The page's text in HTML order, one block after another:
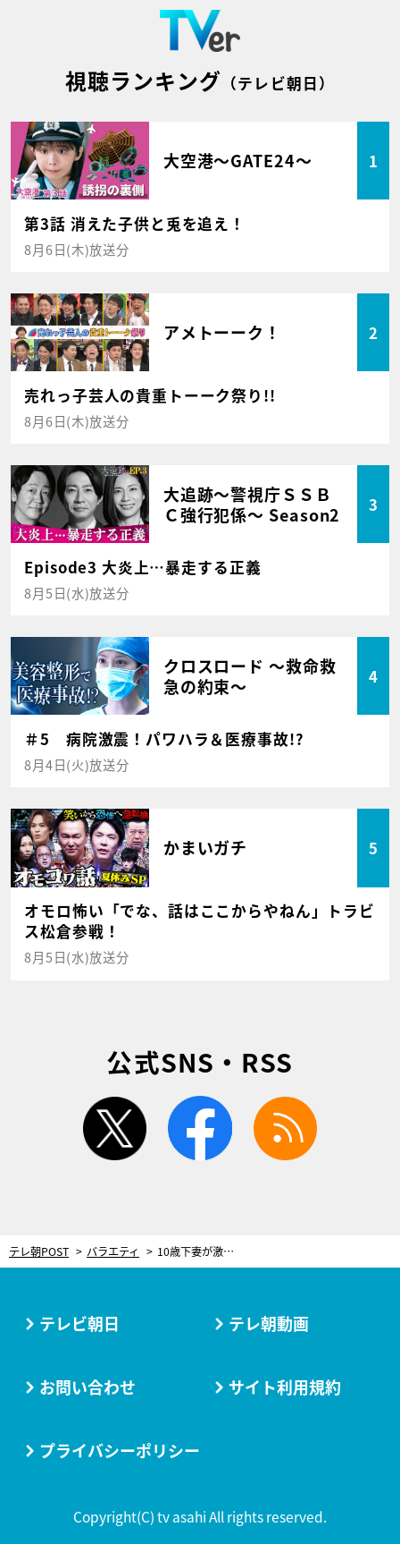
視聴ランキング （テレビ朝日）
大空港～GATE24～ 1
第3話 消えた子供と兎を追え！
8月6日(木)放送分
アメトーーク！ 2
売れっ子芸人の貴重トーーク祭り!!
8月6日(木)放送分
大追跡～警視庁ＳＳＢ
Ｃ強行犯係～ Season2
3
Episode3 大炎上…暴走する正義
8月5日(水)放送分
クロスロード ～救命救
急の約束～
4
＃5 病院激震！パワハラ＆医療事故!?
8月4日(火)放送分
かまいガチ 5
オモロ怖い「でな、話はここからやねん」トラビ
ス松倉参戦！
8月5日(水)放送分
公式SNS・RSS
twitter facebook
テレ朝POST バラエティ 10歳下妻が激怒！子どもが欲しいのに「夫の貯金がなさすぎる」 問い詰めて判明した驚きの残高＆使い道
テレビ朝日 テレ朝動画
お問い合わせ サイト利用規約
プライバシーポリシー
Copyright(C) tv asahi All rights reserved.